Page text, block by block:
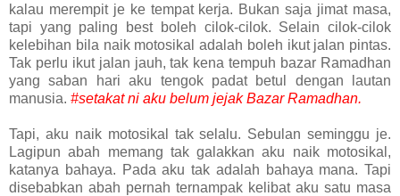
kalau merempit je ke tempat kerja. Bukan saja jimat masa,
tapi yang paling best boleh cilok-cilok. Selain cilok-cilok
kelebihan bila naik motosikal adalah boleh ikut jalan pintas.
Tak perlu ikut jalan jauh, tak kena tempuh bazar Ramadhan
yang saban hari aku tengok padat betul dengan lautan
manusia. #setakat ni aku belum jejak Bazar Ramadhan.
Tapi, aku naik motosikal tak selalu. Sebulan seminggu je.
Lagipun abah memang tak galakkan aku naik motosikal,
katanya bahaya. Pada aku tak adalah bahaya mana. Tapi
disebabkan abah pernah ternampak kelibat aku satu masa